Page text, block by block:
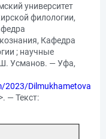
университет
филологии,
Кафедра
; научные
Усманов. — Уфа,
2023/Dilmukhametova
>. — Текст: